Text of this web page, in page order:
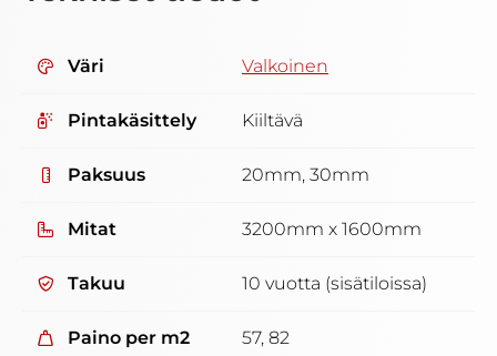
Väri Valkoinen
Pintakäsittely Kiiltävä
Paksuus 20mm, 30mm
Mitat 3200mm x 1600mm
Takuu 10 vuotta (sisätiloissa)
Paino per m2 57, 82